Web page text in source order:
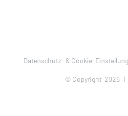
Datenschutz- & Cookie-
© Copyright 2026 |